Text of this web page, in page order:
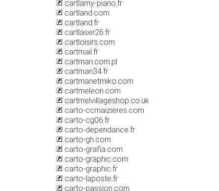
cartlamy-piano.fr
cartland.com
cartland.fr
cartlaser26.fr
cartloisirs.com
cartmail.fr
cartman.com.pl
cartman34.fr
cartmanetmiko.com
cartmeleon.com
cartmelvillageshop.co.uk
carto-ccmaizieres.com
carto-cg06.fr
carto-dependance.fr
carto-gh.com
carto-grafia.com
carto-graphic.com
carto-graphic.fr
carto-laposte.fr
carto-passion.com